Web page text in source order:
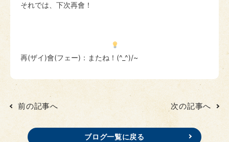
それでは、下次再會！
再(ザイ)會(フェー)：またね！(^_^)/~
前の記事へ 次の記事へ
ブログ一覧に戻る